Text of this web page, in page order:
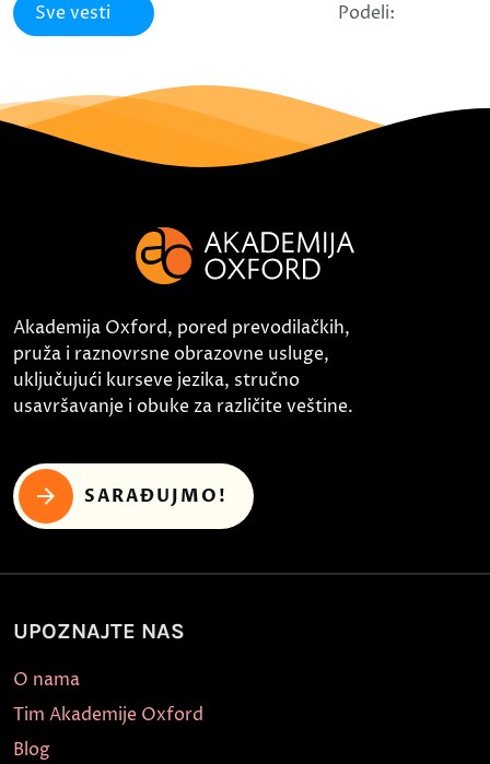
Sve vesti Podeli:
Akademija Oxford, pored prevodilačkih,
pruža i raznovrsne obrazovne usluge,
uključujući kurseve jezika, stručno
usavršavanje i obuke za različite veštine.
SARAĐUJMO!
UPOZNAJTE NAS
O nama
Tim Akademije Oxford
Blog